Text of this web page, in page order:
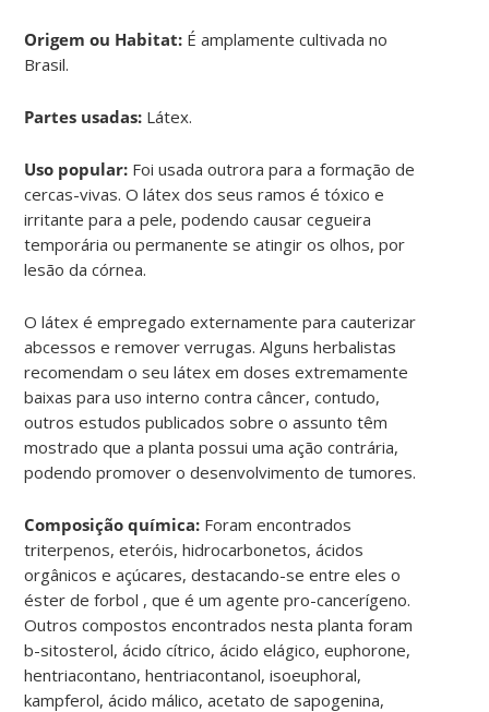
Origem ou Habitat: É amplamente cultivada no
Brasil.
Partes usadas: Látex.
Uso popular: Foi usada outrora para a formação de
cercas-vivas. O látex dos seus ramos é tóxico e
irritante para a pele, podendo causar cegueira
temporária ou permanente se atingir os olhos, por
lesão da córnea.
O látex é empregado externamente para cauterizar
abcessos e remover verrugas. Alguns herbalistas
recomendam o seu látex em doses extremamente
baixas para uso interno contra câncer, contudo,
outros estudos publicados sobre o assunto têm
mostrado que a planta possui uma ação contrária,
podendo promover o desenvolvimento de tumores.
Composição química: Foram encontrados
triterpenos, eteróis, hidrocarbonetos, ácidos
orgânicos e açúcares, destacando-se entre eles o
éster de forbol , que é um agente pro-cancerígeno.
Outros compostos encontrados nesta planta foram
b-sitosterol, ácido cítrico, ácido elágico, euphorone,
hentriacontano, hentriacontanol, isoeuphoral,
kampferol, ácido málico, acetato de sapogenina,